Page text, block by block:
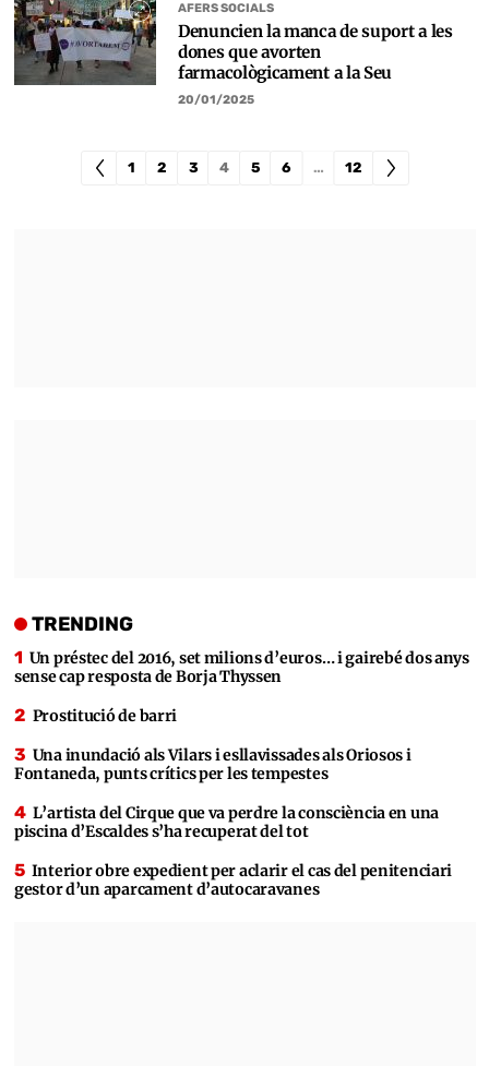
AFERS SOCIALS
Denuncien la manca de suport a les
dones que avorten
farmacològicament a la Seu
20/01/2025
1 2 3 4 5 6 … 12
TRENDING
Un préstec del 2016, set milions d’euros… i gairebé dos anys
sense cap resposta de Borja Thyssen
Prostitució de barri
Una inundació als Vilars i esllavissades als Oriosos i
Fontaneda, punts crítics per les tempestes
L’artista del Cirque que va perdre la consciència en una
piscina d’Escaldes s’ha recuperat del tot
Interior obre expedient per aclarir el cas del penitenciari
gestor d’un aparcament d’autocaravanes